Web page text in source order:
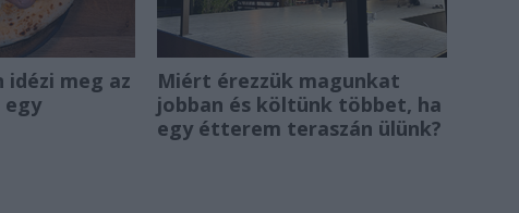
idézi meg az
Miért érezzük magunkat
jobban és költünk többet, ha
egy étterem teraszán ülünk?